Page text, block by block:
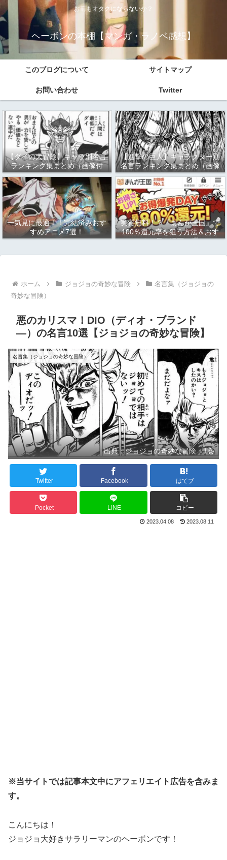
お前もオタクにならないか？
ヘーボンの本棚【マンガ・ラノベ感想】
このブログについて サイトマップ
お問い合わせ Twitter
【ダイの大冒険】キャラ別名言
ランキング集まとめ（画像付
き）
【進撃の巨人】キャラクター別
名言ランキング集まとめ（画像
付き）
一気見に最適！！完結済みおす
すめアニメ7選！
実質無料！？『まんが王国』で
100％還元率を狙う方法＆おす
すめ長寿漫画10選
ホーム ジョジョの奇妙な冒険
名言集（ジョジョの
奇妙な冒険）
悪のカリスマ！DIO（ディオ・ブランド
―）の名言10選【ジョジョの奇妙な冒険】
名言集（ジョジョの奇妙な冒険）
出典：ジョジョの奇妙な冒険 1巻
Twitter Facebook はてブ
Pocket LINE コピー
2023.04.08 2023.08.11
※当サイトでは記事本文中にアフェリエイト広告を含みま
す。
こんにちは！
ジョジョ大好きサラリーマンのヘーボンです！